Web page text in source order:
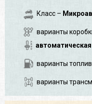
Класс –
варианты
автоматическая
варианты
варианты